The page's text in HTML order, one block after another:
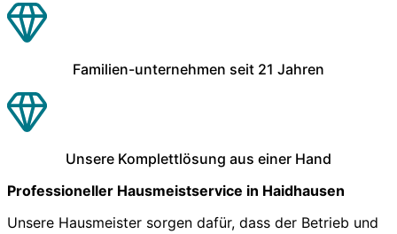
Familien-unternehmen seit 21 Jahren
Unsere Komplettlösung aus einer Hand
Professioneller Hausmeistservice in Haidhausen
Unsere Hausmeister sorgen dafür, dass der Betrieb und